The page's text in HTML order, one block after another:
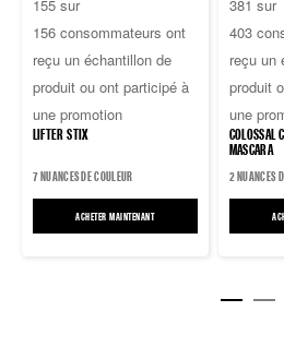
sur
5
étoiles.
156
avis
155 sur
156 consommateurs ont
reçu un échantillon de
produit ou ont participé à
une promotion
LIFTER STIX
7 NUANCES DE COULEUR
ACHETER MAINTENANTLIFTER STIX
sur
5
403
avis
381 sur
403
reçu un
produit
une
COLOSSAL
MASCARA
2 NUANCES